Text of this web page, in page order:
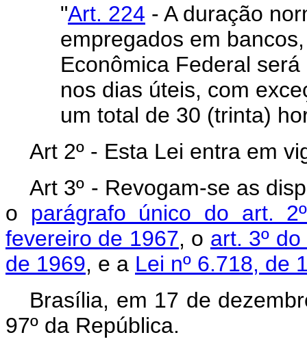
"Art. 224 - A duração
empregados em
Econômica Federal
nos dias úteis, com
um total de 30 (trinta)
Art 2º - Esta Lei entra em
Art 3º - Revogam-se as
o parágrafo único do art.
fevereiro de 1967, o art. 3º
de 1969, e a Lei nº 6.718, de
Brasília, em 17 de
97º da República.